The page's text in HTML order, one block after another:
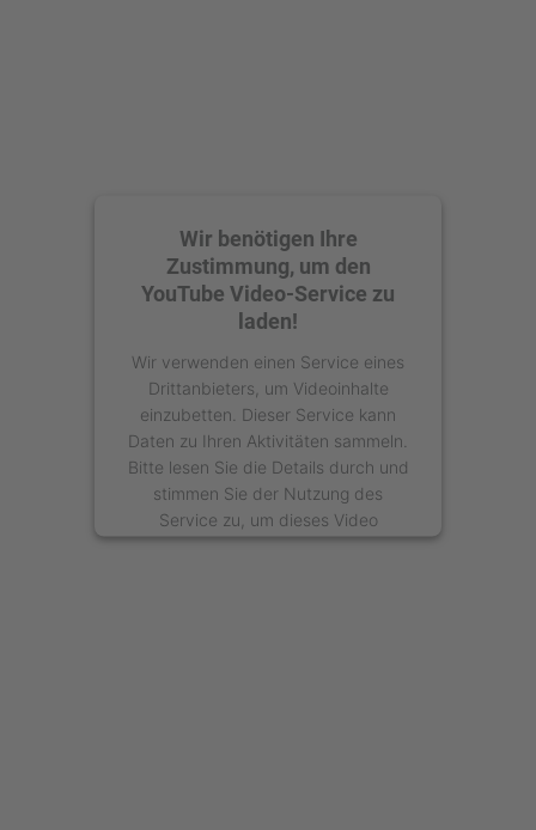
Wir benötigen Ihre
Zustimmung, um den
YouTube Video-Service zu
laden!
Wir verwenden einen Service eines
Drittanbieters, um Videoinhalte
einzubetten. Dieser Service kann
Daten zu Ihren Aktivitäten sammeln.
Bitte lesen Sie die Details durch und
stimmen Sie der Nutzung des
Service zu, um dieses Video
anzusehen.